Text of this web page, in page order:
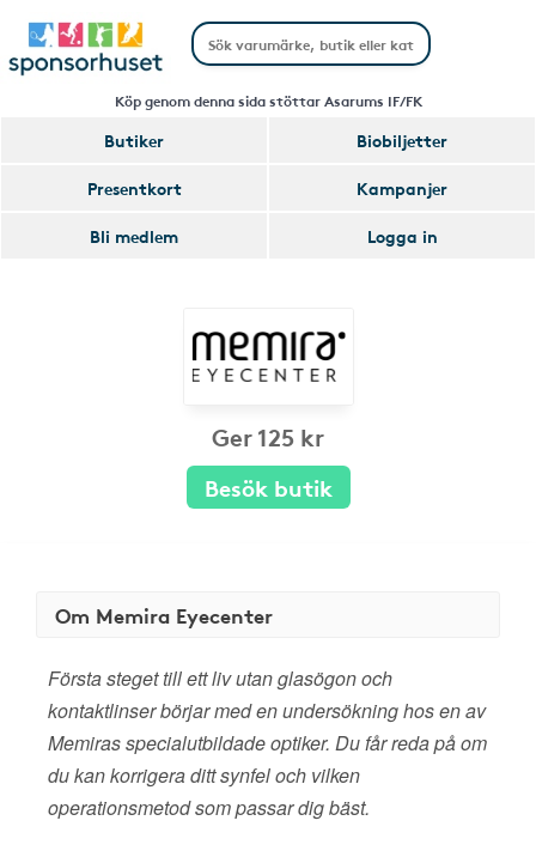
Köp genom denna sida stöttar Asarums IF/FK
Butiker
Biobiljetter
Presentkort
Kampanjer
Bli medlem
Logga in
Ger 125 kr
Besök butik
Om Memira Eyecenter
Första steget till ett liv utan glasögon och
kontaktlinser börjar med en undersökning hos en av
Memiras specialutbildade optiker. Du får reda på om
du kan korrigera ditt synfel och vilken
operationsmetod som passar dig bäst.